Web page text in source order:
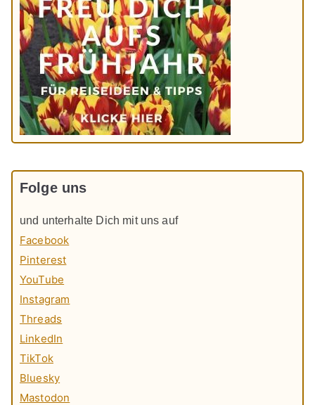
Folge uns
und unterhalte Dich mit uns auf
Facebook
Pinterest
YouTube
Instagram
Threads
LinkedIn
TikTok
Bluesky
Mastodon